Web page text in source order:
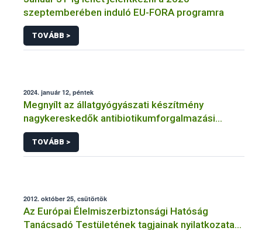
szeptemberében induló EU-FORA programra
TOVÁBB >
2024. január 12, péntek
Megnyílt az állatgyógyászati készítmény
nagykereskedők antibiotikumforgalmazási
jelentési felülete
TOVÁBB >
2012. október 25, csütörtök
Az Európai Élelmiszerbiztonsági Hatóság
Tanácsadó Testületének tagjainak nyilatkozata